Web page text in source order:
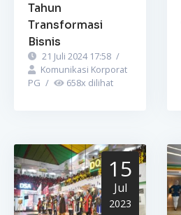
Tahun
Transformasi
Bisnis
21 Juli 2024 17:58 /
Komunikasi Korporat
PG / 658x dilihat
15
Jul
2023